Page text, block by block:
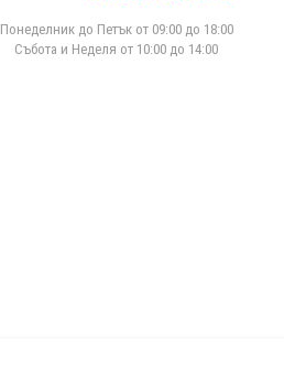
Понеделник до Петък от 09:00 до 18:00
Събота и Неделя от 10:00 до 14:00